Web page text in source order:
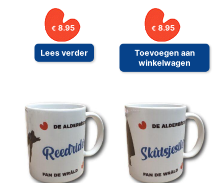
€ 8.95
Lees verder
€ 8.95
Toevoegen aan
winkelwagen